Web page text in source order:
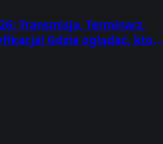
Transmisja, Terminarz,
Gdzie oglądać, kto